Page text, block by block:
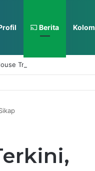
Berita Kolom
Training Selama Dua Hari